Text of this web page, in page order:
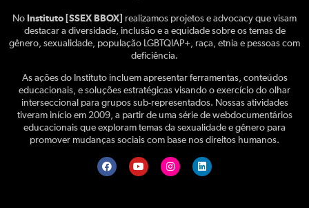
No Instituto [SSEX BBOX]
realizamos projetos e advocacy que visam
destacar a diversidade, inclusão e a equidade sobre os temas de
gênero, sexualidade, população LGBTQIAP+, raça, etnia e pessoas com
deficiência.
As ações do Instituto incluem apresentar ferramentas, conteúdos
educacionais, e soluções estratégicas visando o exercício do olhar
interseccional para grupos sub-representados. Nossas atividades
tiveram início em 2009, a partir de uma série de webdocumentários
educacionais que exploram temas da sexualidade e gênero para
promover mudanças sociais com base nos direitos humanos.